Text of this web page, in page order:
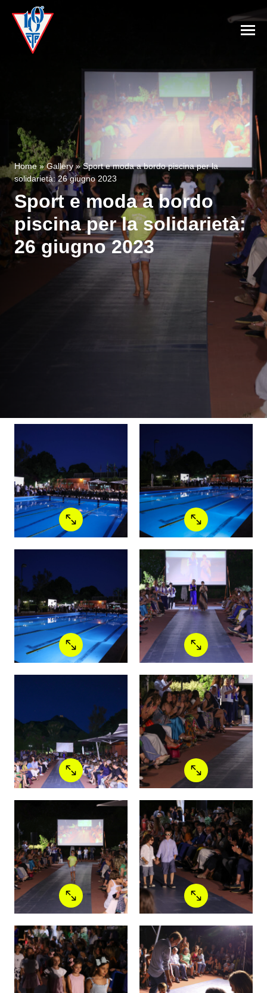
Home»Gallery»Sport e moda a bordo piscina per la
solidarietà: 26 giugno 2023
Sport e moda a bordo
piscina per la solidarietà:
26 giugno 2023